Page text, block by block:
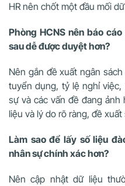
HR nên chốt một đầu mối
Phòng HCNS nên báo
sau dễ được duyệt hơn?
Nên gắn đề xuất ngân
tuyển dụng, tỷ lệ nghỉ
sự và các vấn đề đang
liệu và lý do rõ ràng, đề
Làm sao để lấy số liệu
nhân sự chính xác hơn?
Nên cập nhật dữ liệu